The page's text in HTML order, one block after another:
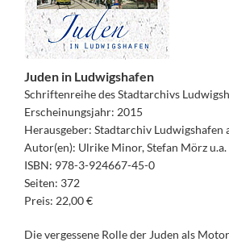
Juden in Ludwigshafen
Schriftenreihe des Stadtarchivs
Erscheinungsjahr: 2015
Herausgeber: Stadtarchiv Ludwigshafen
Autor(en): Ulrike Minor, Stefan Mörz u.a.
ISBN: 978-3-924667-45-0
Seiten: 372
Preis: 22,00 €
Die vergessene Rolle der Juden als